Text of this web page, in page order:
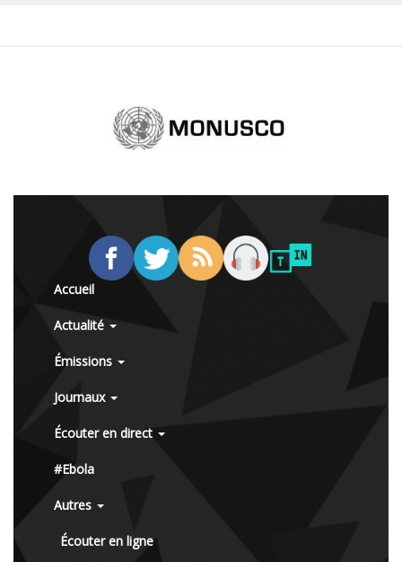
Accueil
Actualité
Émissions
Journaux
Écouter en direct
#Ebola
Autres
Écouter en ligne